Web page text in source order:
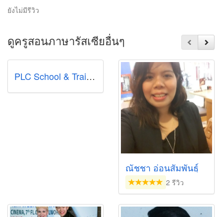
ยังไม่มีรีวิว
ดูครูสอนภาษารัสเซียอื่นๆ
PLC School & Training Centre
ณัชชา อ่อนสัมพันธุ์
2 รีวิว